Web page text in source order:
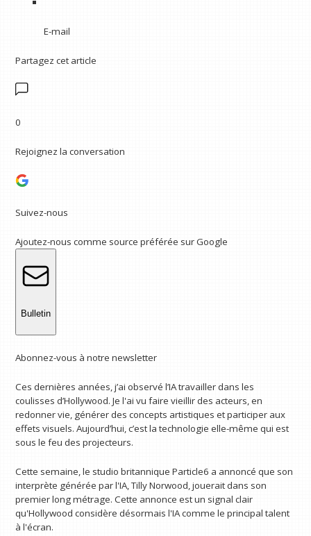
E-mail
Partagez cet article
0
Rejoignez la conversation
Suivez-nous
Ajoutez-nous comme source préférée sur Google
Bulletin
Abonnez-vous à notre newsletter
Ces dernières années, j’ai observé l’IA travailler dans les
coulisses d’Hollywood. Je l'ai vu faire vieillir des acteurs, en
redonner vie, générer des concepts artistiques et participer aux
effets visuels. Aujourd’hui, c’est la technologie elle-même qui est
sous le feu des projecteurs.
Cette semaine, le studio britannique Particle6 a annoncé que son
interprète générée par l'IA, Tilly Norwood, jouerait dans son
premier long métrage. Cette annonce est un signal clair
qu'Hollywood considère désormais l'IA comme le principal talent
à l'écran.